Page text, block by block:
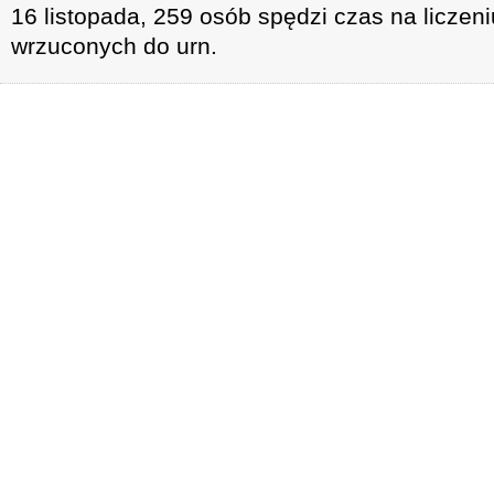
16 listopada, 259 osób spędzi czas na
wrzuconych do urn.